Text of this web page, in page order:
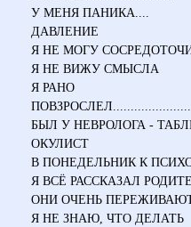
У МЕНЯ ПАНИКА....
ДАВЛЕНИЕ
Я НЕ МОГУ
Я НЕ ВИЖУ СМЫСЛА
Я РАНО
БЫЛ У НЕВРОЛОГА -
ОКУЛИСТ
В ПОНЕДЕЛЬНИК К
Я ВСЁ РАССКАЗАЛ
ОНИ ОЧЕНЬ
Я НЕ ЗНАЮ, ЧТО ДЕЛАТЬ